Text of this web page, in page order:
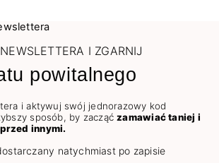
I ZGARNIJ
powitalnego
i aktywuj swój jednorazowy kod
sposób, by zacząćzamawiać taniej i
innymi.
natychmiast po zapisie